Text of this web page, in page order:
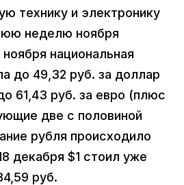
технику и электронику
неделю ноября
национальная
до 49,32 руб. за доллар
61,43 руб. за евро (плюс
две с половиной
рубля происходило
декабря $1 стоил уже
руб.